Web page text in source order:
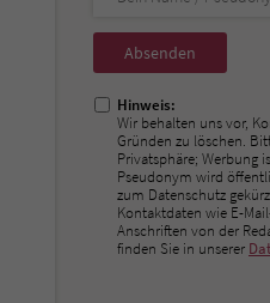
Nicht
ausfüllen!
Hinweis:
Wir behalten uns vor,
Gründen zu löschen.
Privatsphäre; Werbung
Pseudonym wird
zum Datenschutz
Kontaktdaten wie E-
Anschriften von der
finden Sie in unserer